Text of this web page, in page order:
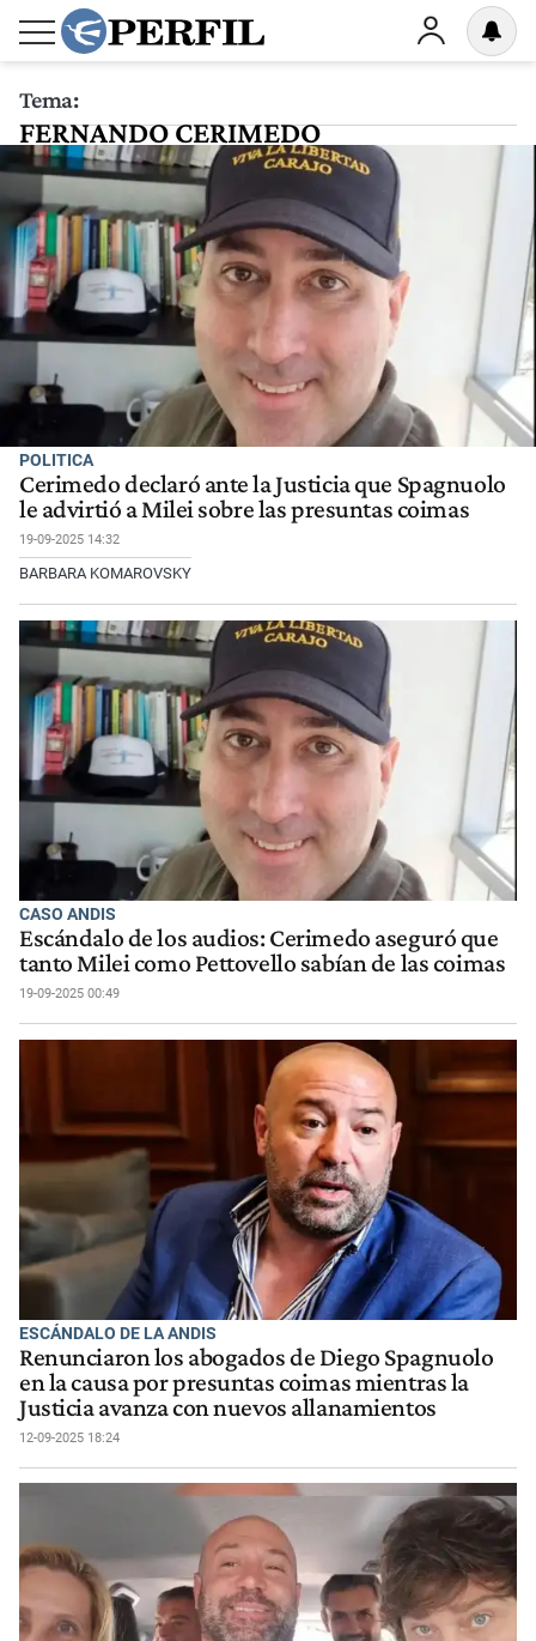
Tema:
FERNANDO CERIMEDO
POLITICA
Cerimedo declaró ante la Justicia que Spagnuolo
le advirtió a Milei sobre las presuntas coimas
19-09-2025 14:32
BARBARA KOMAROVSKY
CASO ANDIS
Escándalo de los audios: Cerimedo aseguró que
tanto Milei como Pettovello sabían de las coimas
19-09-2025 00:49
ESCÁNDALO DE LA ANDIS
Renunciaron los abogados de Diego Spagnuolo
en la causa por presuntas coimas mientras la
Justicia avanza con nuevos allanamientos
12-09-2025 18:24